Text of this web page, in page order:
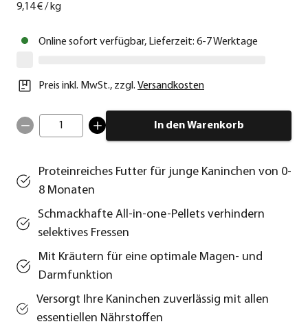
9,14 €/ kg
Online sofort verfügbar, Lieferzeit: 6-7 Werktage
Preis inkl. MwSt., zzgl. Versandkosten
1 In den Warenkorb
Proteinreiches Futter für junge Kaninchen von 0-
8 Monaten
Schmackhafte All-in-one-Pellets verhindern
selektives Fressen
Mit Kräutern für eine optimale Magen- und
Darmfunktion
Versorgt Ihre Kaninchen zuverlässig mit allen
essentiellen Nährstoffen